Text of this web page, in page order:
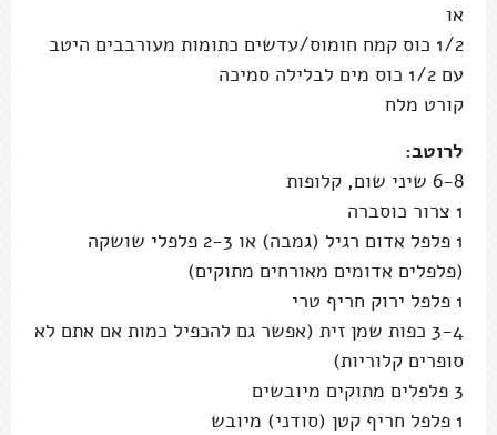
או
1/2 כוס קמח חומוס/עדשים כתומות מעורבבים היטב
עם 1/2 כוס מים לבלילה סמיכה
קורט מלח
לרוטב:
6-8 שיני שום, קלופות
1 צרור כוסברה
1 פלפל אדום רגיל (גמבה) או 2-3 פלפלי שושקה
(פלפלים אדומים מאורחים מתוקים)
1 פלפל ירוק חריף טרי
3-4 כפות שמן זית (אפשר גם להכפיל כמות אם אתם לא
סופרים קלוריות)
3 פלפלים מתוקים מיובשים
1 פלפל חריף קטן (סודני) מיובש